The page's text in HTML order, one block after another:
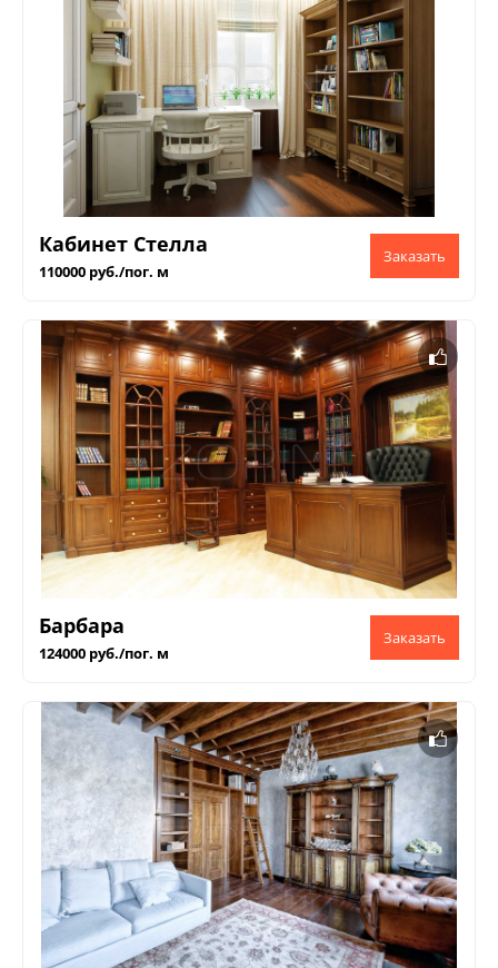
Кабинет Стелла
110000 руб./пог. м
Барбара
124000 руб./пог. м